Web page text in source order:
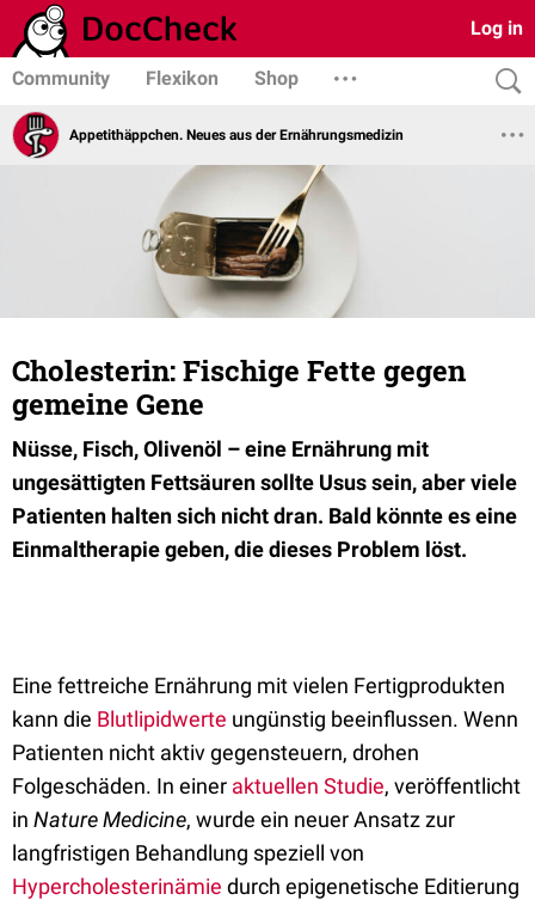
Log in
Community Flexikon Shop
Appetithäppchen. Neues aus der Ernährungsmedizin
Cholesterin: Fischige Fette gegen
gemeine Gene
Nüsse, Fisch, Olivenöl – eine Ernährung mit
ungesättigten Fettsäuren sollte Usus sein, aber viele
Patienten halten sich nicht dran. Bald könnte es eine
Einmaltherapie geben, die dieses Problem löst.
Eine fettreiche Ernährung mit vielen Fertigprodukten
kann die Blutlipidwerte ungünstig beeinflussen. Wenn
Patienten nicht aktiv gegensteuern, drohen
Folgeschäden. In einer aktuellen Studie, veröffentlicht
in Nature Medicine, wurde ein neuer Ansatz zur
langfristigen Behandlung speziell von
Hypercholesterinämie durch epigenetische Editierung